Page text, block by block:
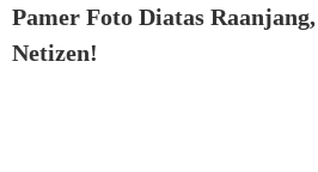
Pamer Foto Diatas
Netizen!